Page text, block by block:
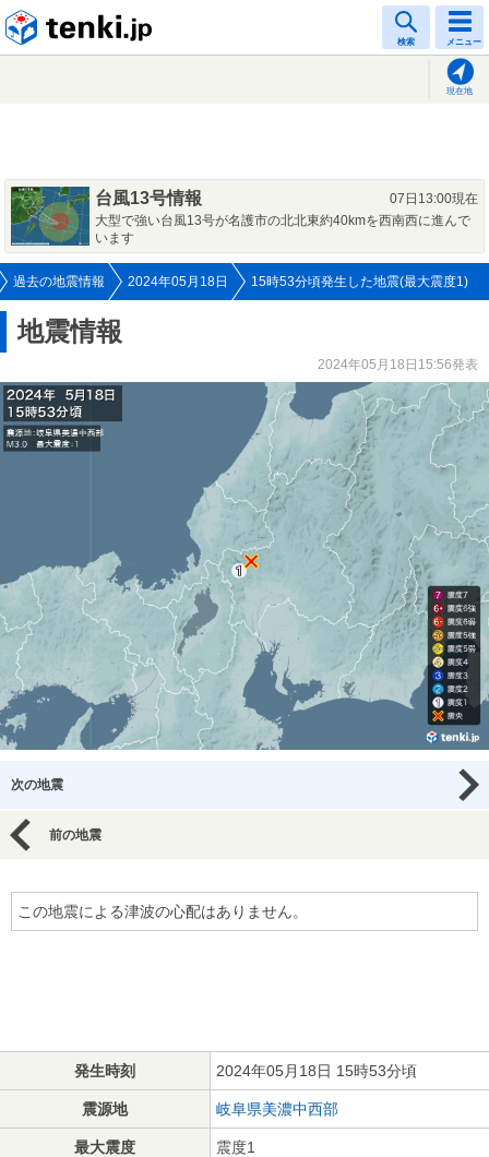
検索 メニュー
現在地
台風13号情報
07日13:00現在
大型で強い台風13号が名護市の北北東約40kmを西南西に進んで
います
過去の地震情報 2024年05月18日 15時53分頃発生した地震(最大震度1)
地震情報
2024年05月18日15:56発表
次の地震
前の地震
この地震による津波の心配はありません。
発生時刻 2024年05月18日 15時53分頃
震源地 岐阜県美濃中西部
最大震度 震度1